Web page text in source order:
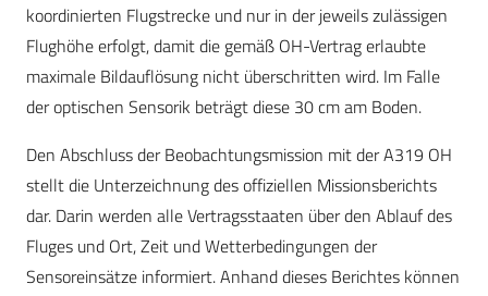
koordinierten Flugstrecke und nur in der jeweils zulässigen
Flughöhe erfolgt, damit die gemäß OH-Vertrag erlaubte
maximale Bildauflösung nicht überschritten wird. Im Falle
der optischen Sensorik beträgt diese 30 cm am Boden.
Den Abschluss der Beobachtungsmission mit der A319 OH
stellt die Unterzeichnung des offiziellen Missionsberichts
dar. Darin werden alle Vertragsstaaten über den Ablauf des
Fluges und Ort, Zeit und Wetterbedingungen der
Sensoreinsätze informiert. Anhand dieses Berichtes können